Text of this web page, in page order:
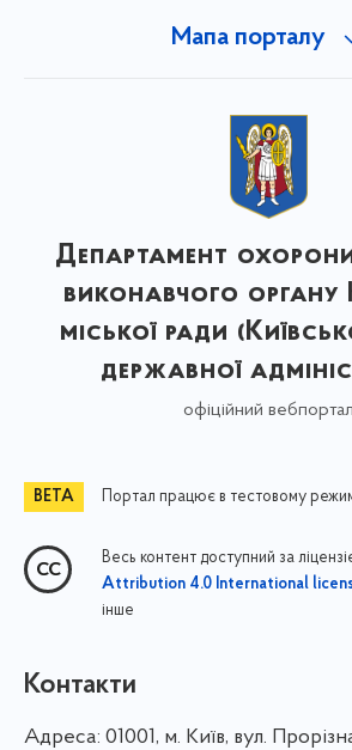
Мапа порталу
Департамент
виконавчого органу
міської ради
державної
офіційний вебпортал
Портал працює в тестовому
Весь контент доступний за
Attribution 4.0 International
інше
Контакти
Адреса: 01001, м. Київ, вул.